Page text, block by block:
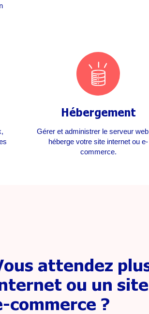
Hébergement
Gérer et administrer le serveur
héberge votre site internet ou e-
commerce.
attendez
ou un site
commerce ?